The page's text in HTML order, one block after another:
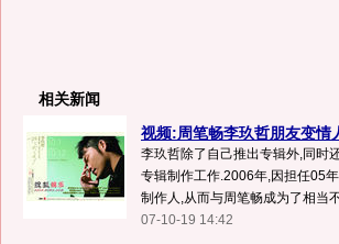
相关新闻
视频:周笔畅李玖哲朋友变情
李玖哲除了自己推出专辑外,同时
专辑制作工作.2006年,因担任05
制作人,从而与周笔畅成为了相当
07-10-19 14:42